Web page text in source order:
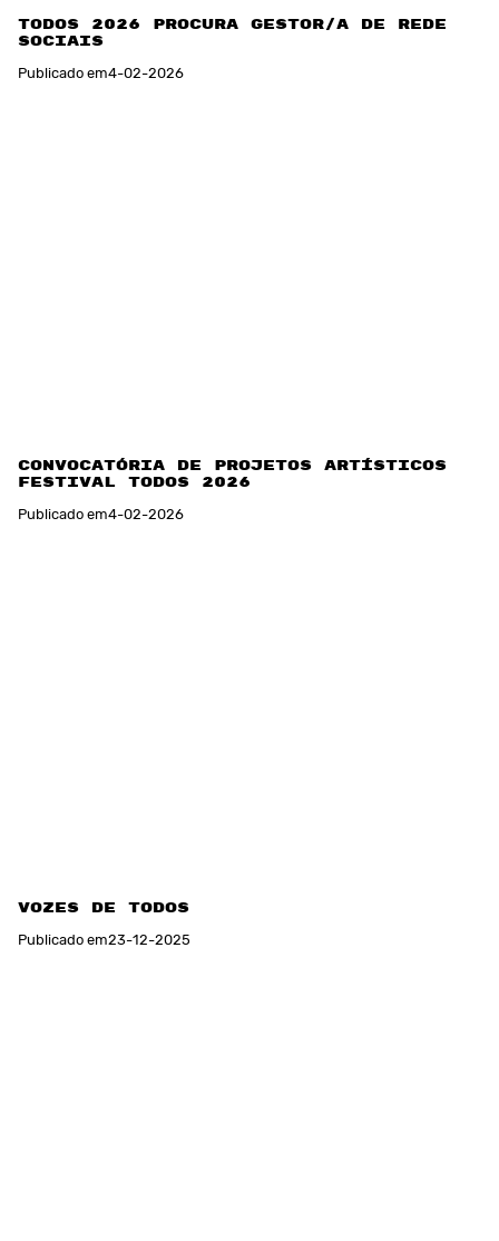
TODOS 2026 procura Gestor/a de Redes
Sociais
Publicado em4-02-2026
Convocatória de Projetos Artísticos –
Festival TODOS 2026
Publicado em4-02-2026
VOZES DE TODOS
Publicado em23-12-2025